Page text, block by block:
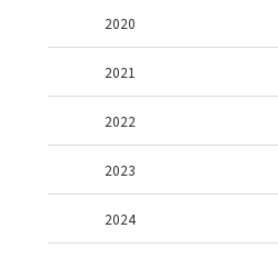
2020
2021
2022
2023
2024